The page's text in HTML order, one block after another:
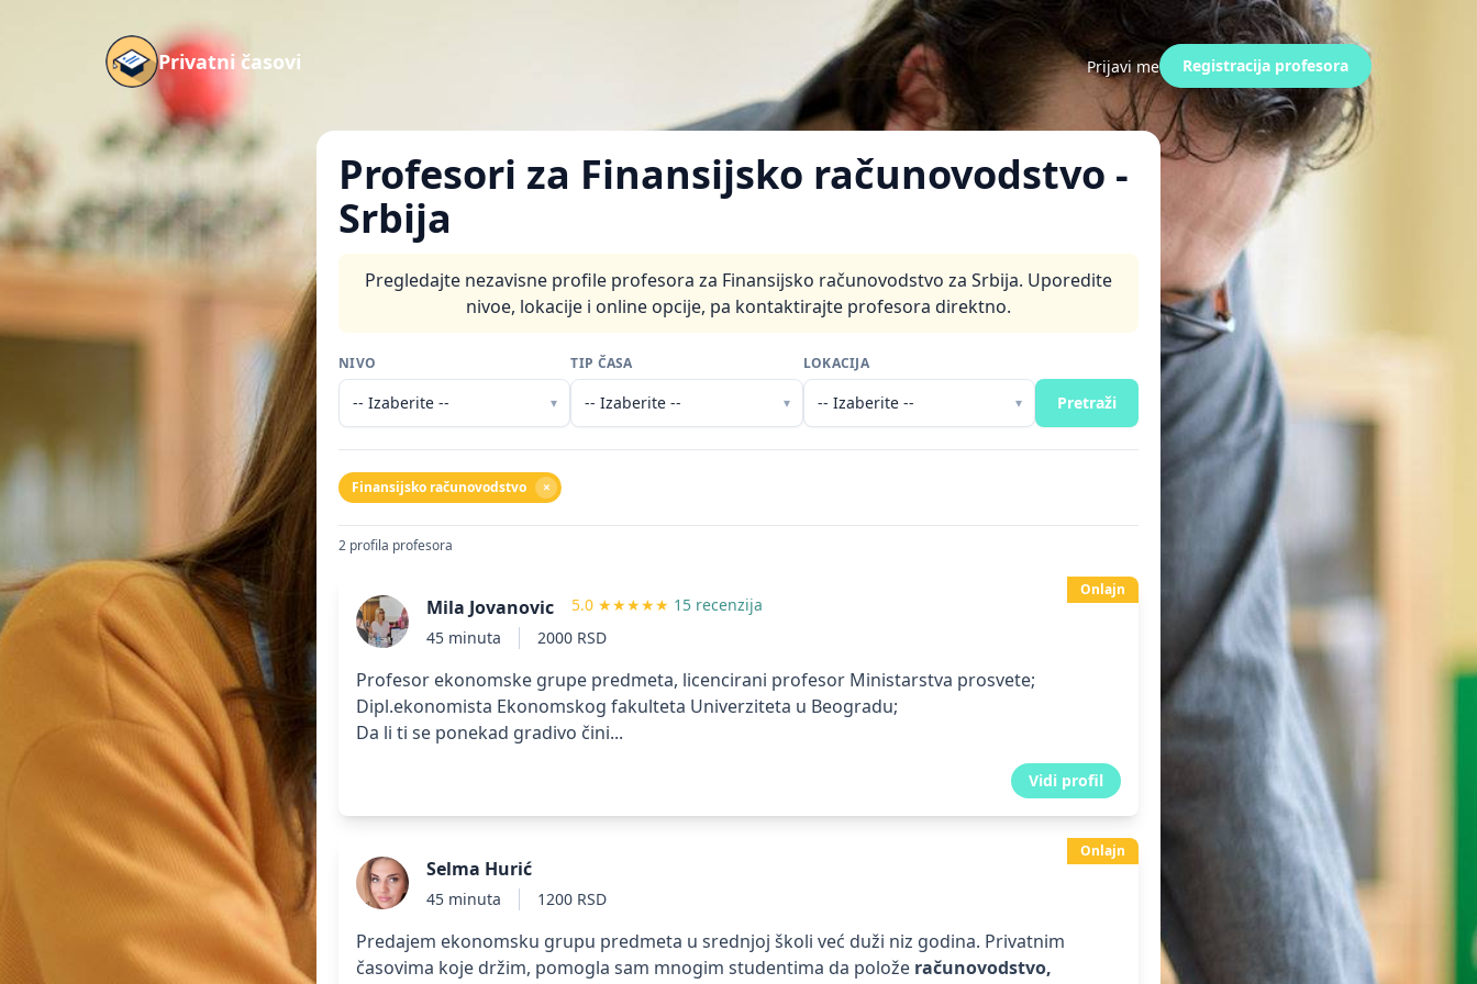
Privatni časovi Prijavi me Registracija profesora
Profesori za Finansijsko računovodstvo -
Srbija
Pregledajte nezavisne profile profesora za Finansijsko računovodstvo za Srbija. Uporedite
nivoe, lokacije i online opcije, pa kontaktirajte profesora direktno.
NIVO
▾
TIP ČASA
▾
LOKACIJA
▾ Pretraži
Finansijsko računovodstvo ×
2 profila profesora
Mila Jovanovic 5.0 ★★★★★ 15 recenzija
45 minuta
2000 RSD
Profesor ekonomske grupe predmeta, licencirani profesor Ministarstva prosvete;
Dipl.ekonomista Ekonomskog fakulteta Univerziteta u Beogradu;
Da li ti se ponekad gradivo čini...
Vidi profil
Onlajn
Selma Hurić
45 minuta 1200 RSD
Predajem ekonomsku grupu predmeta u srednjoj školi već duži niz godina. Privatnim
časovima koje držim, pomogla sam mnogim studentima da polože računovodstvo,
Onlajn